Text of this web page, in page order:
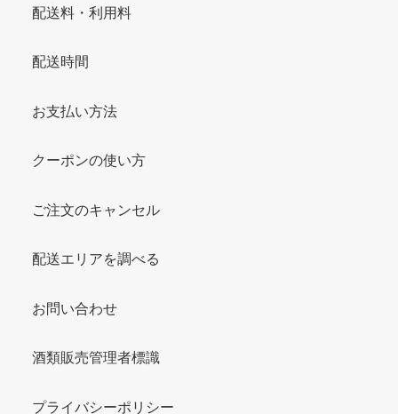
配送料・利用料
配送時間
お支払い方法
クーポンの使い方
ご注文のキャンセル
配送エリアを調べる
お問い合わせ
酒類販売管理者標識
プライバシーポリシー